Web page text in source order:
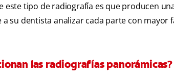
este tipo de radiografía es que producen
a su dentista analizar cada parte con mayor
las radiografías panorámicas?